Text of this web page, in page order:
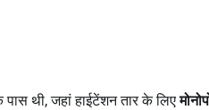
थी, जहां हाईटेंशन तार के लिए